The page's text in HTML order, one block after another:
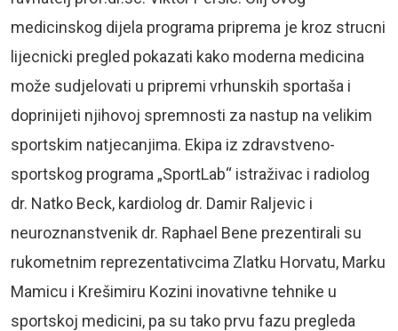
medicinskog dijela programa priprema je kroz strucni
lijecnicki pregled pokazati kako moderna medicina
može sudjelovati u pripremi vrhunskih sportaša i
doprinijeti njihovoj spremnosti za nastup na velikim
sportskim natjecanjima. Ekipa iz zdravstveno-
sportskog programa „SportLab“ istraživac i radiolog
dr. Natko Beck, kardiolog dr. Damir Raljevic i
neuroznanstvenik dr. Raphael Bene prezentirali su
rukometnim reprezentativcima Zlatku Horvatu, Marku
Mamicu i Krešimiru Kozini inovativne tehnike u
sportskoj medicini, pa su tako prvu fazu pregleda